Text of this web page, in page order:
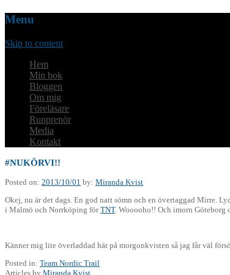
Menu
Skip to content
Hem
Min bok
Bloggen
Om mig
Föreläsare
Runprenör
Media
Kontakt
#NUKÖRVI!!
Posted on: 2013/10/01 by: Miranda Kvist
Okej, nu är det dags. En god natt sömn och en övertaggad Mirre.
i Malmö och Norrköping förTNT. Wooooho!! Och imorn
Känner mig lite överladdad här på morgonkvisten så jag får väl
Posted in: Team Nordic Trail
Articles by Miranda Kvist